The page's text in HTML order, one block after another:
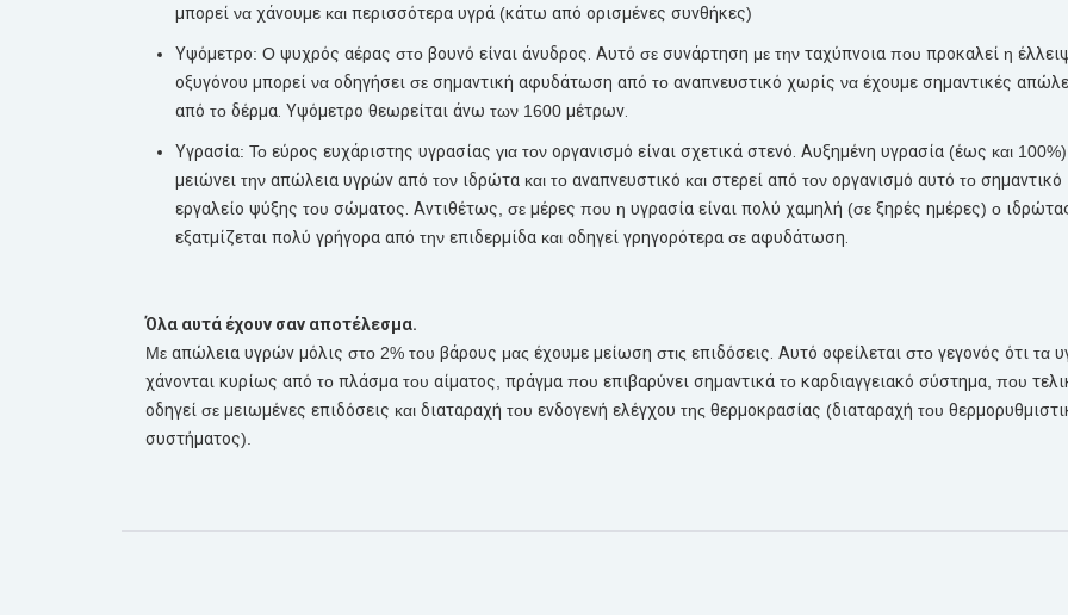
μπορεί να χάνουμε και περισσότερα υγρά (κάτω από ορισμένες συνθήκες)
Υψόμετρο: Ο ψυχρός αέρας στο βουνό είναι άνυδρος. Αυτό σε συνάρτηση με την ταχύπνοια που προκαλεί η
οξυγόνου μπορεί να οδηγήσει σε σημαντική αφυδάτωση από το αναπνευστικό χωρίς να έχουμε σημαντικές
από το δέρμα. Υψόμετρο θεωρείται άνω των 1600 μέτρων.
Υγρασία: Το εύρος ευχάριστης υγρασίας για τον οργανισμό είναι σχετικά στενό. Αυξημένη υγρασία (έως και 100%)
μειώνει την απώλεια υγρών από τον ιδρώτα και το αναπνευστικό και στερεί από τον οργανισμό αυτό το σημαντικό
εργαλείο ψύξης του σώματος. Αντιθέτως, σε μέρες που η υγρασία είναι πολύ χαμηλή (σε ξηρές ημέρες) ο
εξατμίζεται πολύ γρήγορα από την επιδερμίδα και οδηγεί γρηγορότερα σε αφυδάτωση.
Όλα αυτά έχουν σαν αποτέλεσμα.
Με απώλεια υγρών μόλις στο 2% του βάρους μας έχουμε μείωση στις επιδόσεις. Αυτό οφείλεται στο γεγονός ότι τα
χάνονται κυρίως από το πλάσμα του αίματος, πράγμα που επιβαρύνει σημαντικά το καρδιαγγειακό σύστημα, που
οδηγεί σε μειωμένες επιδόσεις και διαταραχή του ενδογενή ελέγχου της θερμοκρασίας (διαταραχή του
συστήματος).